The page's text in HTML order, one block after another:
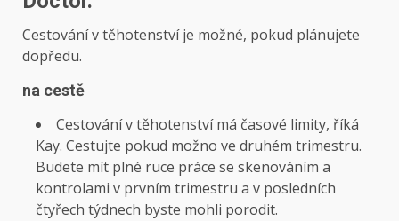
Cestování v těhotenství je možné, pokud plánujete
dopředu.
na cestě
Cestování v těhotenství má časové limity, říká
Kay. Cestujte pokud možno ve druhém trimestru.
Budete mít plné ruce práce se skenováním a
kontrolami v prvním trimestru a v posledních
čtyřech týdnech byste mohli porodit.